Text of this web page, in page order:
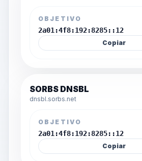
OBJETIVO
2a01:4f8:192:8285::12
Copiar
SORBS DNSBL
dnsbl.sorbs.net
OBJETIVO
2a01:4f8:192:8285::12
Copiar